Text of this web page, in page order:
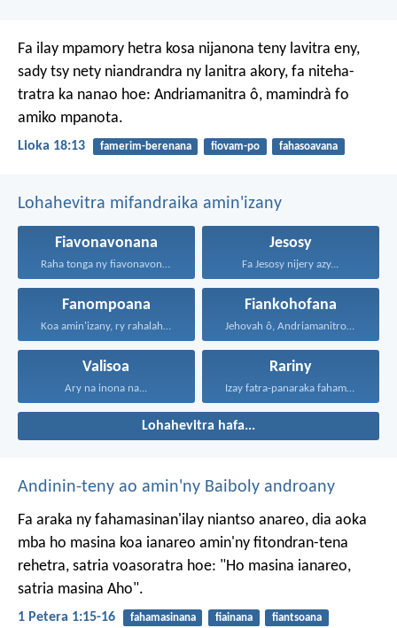
Fa ilay mpamory hetra kosa nijanona teny lavitra eny,
sady tsy nety niandrandra ny lanitra akory, fa niteha-
tratra ka nanao hoe: Andriamanitra ô, mamindrà fo
amiko mpanota.
Lioka 18:13 famerim-berenana fiovam-po fahasoavana
Lohahevitra mifandraika amin'izany
Fiavonavonana
Raha tonga ny fiavonavonana...
Jesosy
Fa Jesosy nijery azy...
Fanompoana
Koa amin'izany, ry rahalahy...
Fiankohofana
Jehovah ô, Andriamanitro Hianao...
Valisoa
Ary na inona na...
Rariny
Izay fatra-panaraka fahamarinana sy...
Lohahevitra hafa...
Andinin-teny ao amin'ny Baiboly androany
Fa araka ny fahamasinan'ilay niantso anareo, dia aoka
mba ho masina koa ianareo amin'ny fitondran-tena
rehetra, satria voasoratra hoe: "Ho masina ianareo,
satria masina Aho".
1 Petera 1:15-16 fahamasinana fiainana fiantsoana